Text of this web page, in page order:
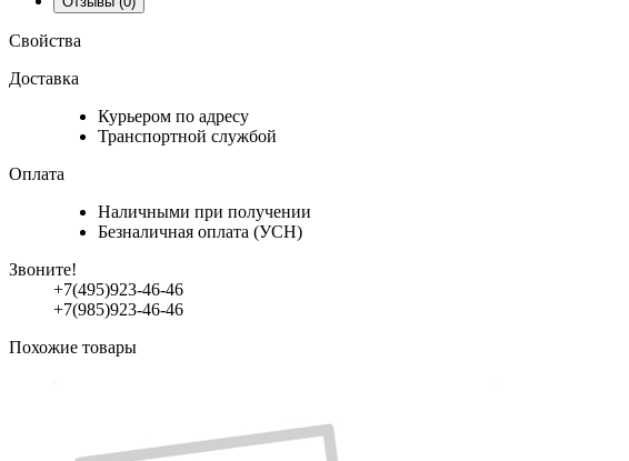
Свойства
Доставка
Курьером по адресу
Транспортной службой
Оплата
Наличными при получении
Безналичная оплата (УСН)
Звоните!
+7(495)923-46-46
+7(985)923-46-46
Похожие товары